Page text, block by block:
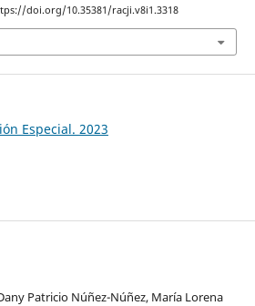
doi.org/10.35381/racji.v8i1.3318
Especial. 2023
Patricio Núñez-Núñez, María Lorena